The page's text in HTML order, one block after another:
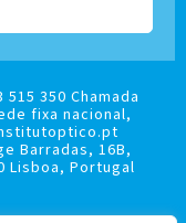
515 350 Chamada
fixa nacional,
Barradas, 16B,
Lisboa, Portugal